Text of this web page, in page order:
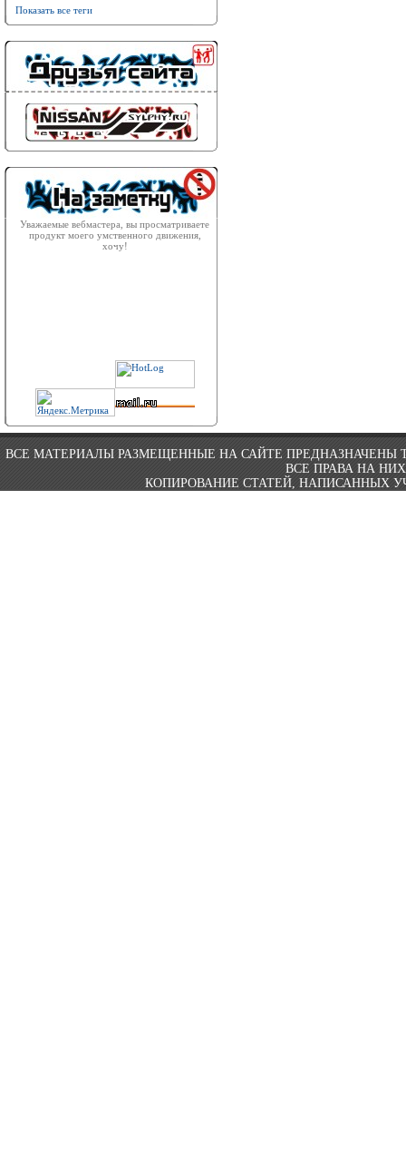
Показать все теги
Уважаемые вебмастера, вы просматриваете
продукт моего умственного движения,
хочу!
ВСЕ МАТЕРИАЛЫ РАЗМЕЩЕННЫЕ НА САЙТЕ ПРЕДНАЗНАЧЕНЫ
ВСЕ ПРАВА НА
КОПИРОВАНИЕ СТАТЕЙ, НАПИСАННЫХ